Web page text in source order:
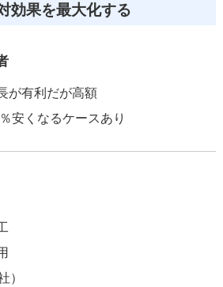
効果を最大化する
が有利だが高額
安くなるケースあり
）